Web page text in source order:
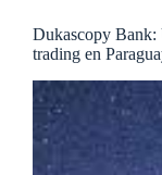
Dukascopy Bank:
trading en